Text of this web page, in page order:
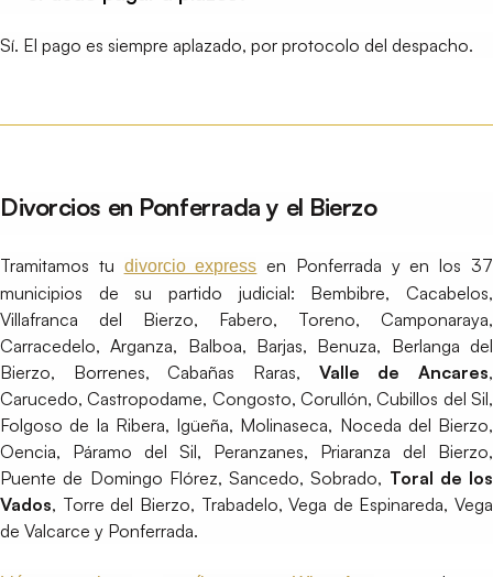
Sí. El pago es siempre aplazado, por protocolo del despacho.
Divorcios en Ponferrada y el Bierzo
Tramitamos tu divorcio express en Ponferrada y en los 37
municipios de su partido judicial: Bembibre, Cacabelos,
Villafranca del Bierzo, Fabero, Toreno, Camponaraya,
Carracedelo, Arganza, Balboa, Barjas, Benuza, Berlanga del
Bierzo, Borrenes, Cabañas Raras, Valle de Ancares,
Carucedo, Castropodame, Congosto, Corullón, Cubillos del Sil,
Folgoso de la Ribera, Igüeña, Molinaseca, Noceda del Bierzo,
Oencia, Páramo del Sil, Peranzanes, Priaranza del Bierzo,
Puente de Domingo Flórez, Sancedo, Sobrado, Toral de los
Vados, Torre del Bierzo, Trabadelo, Vega de Espinareda, Vega
de Valcarce y Ponferrada.